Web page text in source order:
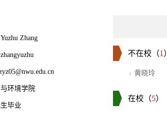
Zhang
环境学院
毕业
不在校（1 ）
黄晓玲
在校（5）